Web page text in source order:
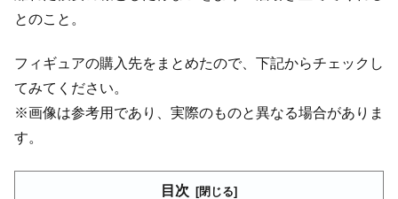
とのこと。
フィギュアの購入先をまとめたので、下記からチェックし
てみてください。
※画像は参考用であり、実際のものと異なる場合がありま
す。
目次